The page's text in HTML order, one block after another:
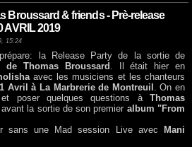
Broussard & friends - Prè-release
AVRIL 2019
15:24
la Release Party de la sortie de
Thomas Broussard . Il était hier en
avec les musiciens et les chanteurs
Avril à La Marbrerie de Montreuil . On en
poser quelques questions à Thomas
la sortie de son premier album "From
sans une Mad session Live avec
Mani